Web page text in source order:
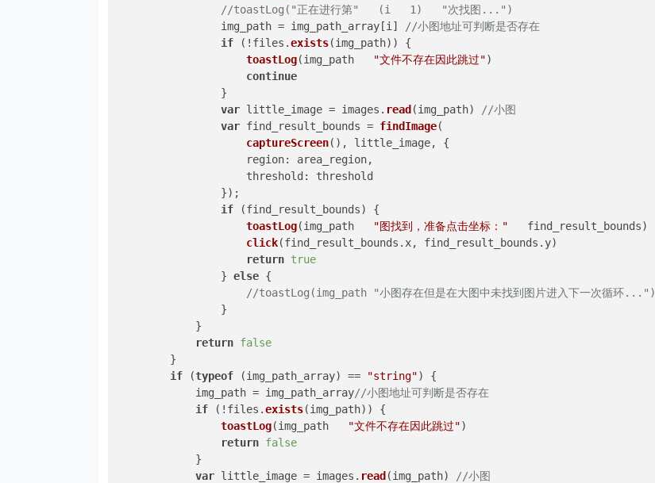
//toastLog("正在进行第"   (i   1)   "次找图...")
                img_path = img_path_array[i]
//小图地址可判断是否存在
if (!files.exists(img_path)) {
toastLog(img_path "文件不存在因此跳过")
continue
                }
var little_image = images. read (img_path)
//小图
var find_result_bounds = findImage(
captureScreen(), little_image, {
region: area_region,
threshold : threshold
                });
if (find_result_bounds) {
toastLog(img_path "图找到，准备点击坐标："
   find_result_bounds)
click(find_result_bounds. x, find_result_bounds. y)
return true
                }
else {
//toastLog(img_path "小图存在但是在大图中未找到图片进入下一次循环...")
                }
            }
return false
        }
if (typeof (img_path_array) == "string") {
            img_path = img_path_array
//小图地址可判断是否存在
if (!files.exists(img_path)) {
toastLog(img_path "文件不存在因此跳过")
return false
            }
var little_image = images. read (img_path)
//小图